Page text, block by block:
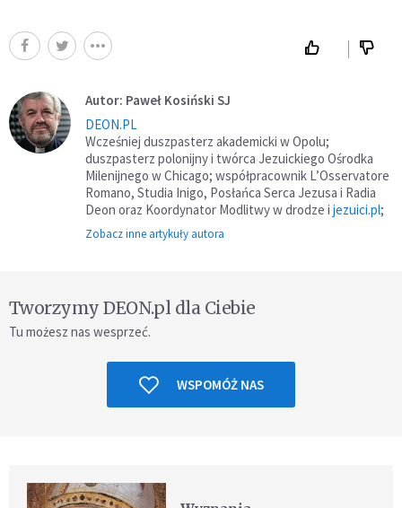
Autor: Paweł Kosiński SJ
DEON.PL
Wcześniej duszpasterz akademicki w Opolu;
duszpasterz polonijny i twórca Jezuickiego Ośrodka
Milenijnego w Chicago; współpracownik L’Osservatore
Romano, Studia Inigo, Posłańca Serca Jezusa i Radia
Deon oraz Koordynator Modlitwy w drodze i jezuici.pl;
Zobacz inne artykuły autora
Tworzymy DEON.pl dla Ciebie
Tu możesz nas wesprzeć.
WSPOMÓŻ NAS